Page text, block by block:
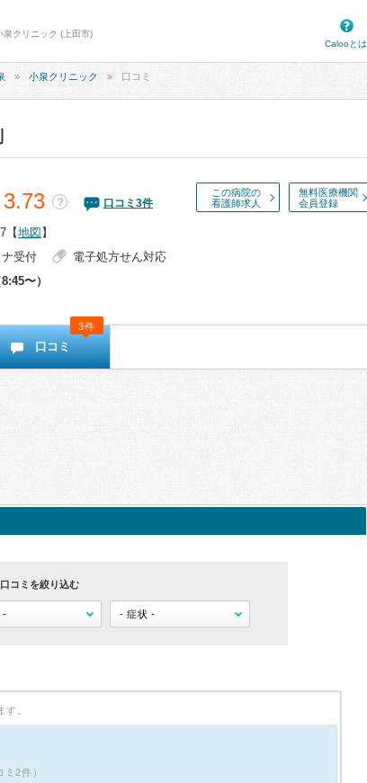
クリニック (上田市)
Calooとは
小泉クリニック 口コミ
この病院の
看護師求人
無料医療機関
会員登録
3.73 ？ 口コミ 3件
【地図 】
受付
電子処方せん対応
〜）
口コミ
3件
口コミを絞り込む
。
2件）